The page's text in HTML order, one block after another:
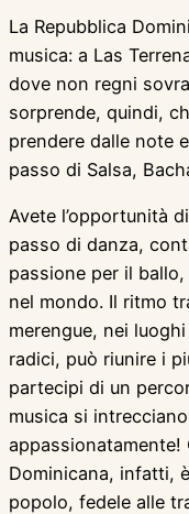
La Repubblica
musica: a Las
dove non regni
sorprende, quindi,
prendere dalle note
passo di Salsa,
Avete l’opportunità
passo di danza,
passione per il
nel mondo. Il ritmo
merengue, nei
radici, può riunire i
partecipi di un
musica si
appassionatamente!
Dominicana, infatti,
popolo, fedele alle